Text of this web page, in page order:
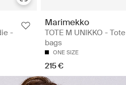
-
Marimekko
TOTE M UNIKKO - Tote
bags
ONE SIZE
215 €